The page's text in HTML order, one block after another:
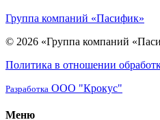
Группа компаний «Пасифик»
© 2026 «Группа компаний
Политика в отношении
Разработка ООО "Крокус"
Меню